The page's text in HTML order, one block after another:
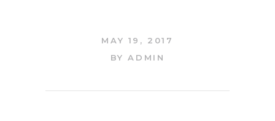
molestie consequat, vel illum
MAY 19, 2017
BYADMIN